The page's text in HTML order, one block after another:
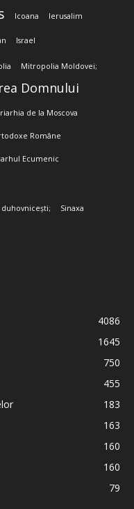
Icoana Ierusalim
Israel
Mitropolia Moldovei;
Domnului
de la Moscova
Române
Ecumenic
Sinaxa
4086
1645
750
455
183
163
160
160
79